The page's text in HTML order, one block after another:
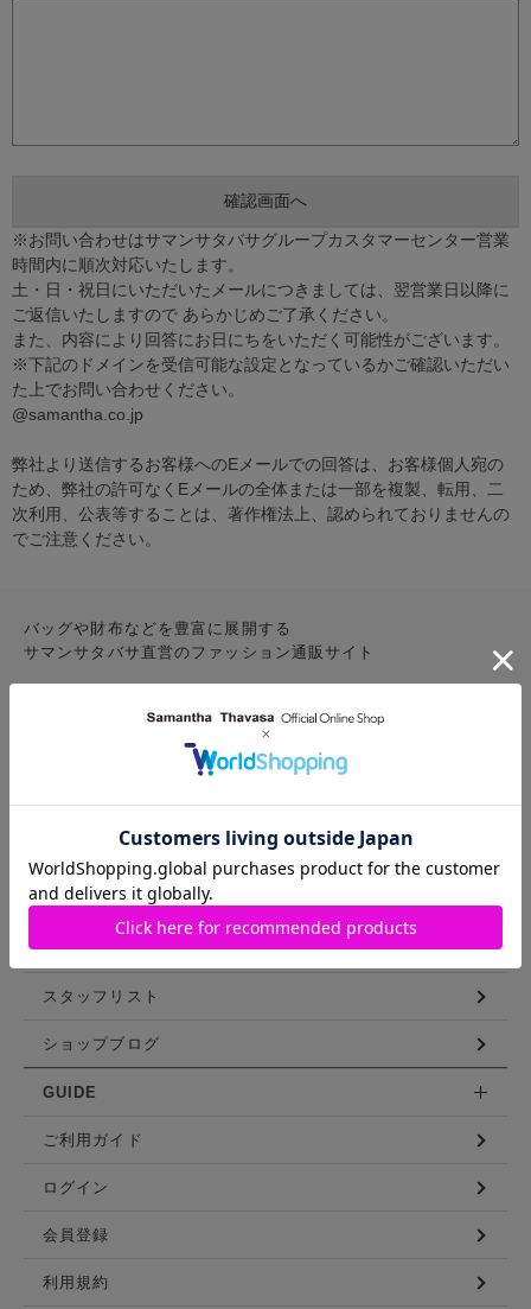
※お問い合わせはサマンサタバサグループカスタマーセンター営業
時間内に順次対応いたします。
土・日・祝日にいただいたメールにつきましては、翌営業日以降に
ご返信いたしますので あらかじめご了承ください。
また、内容により回答にお日にちをいただく可能性がございます。
※下記のドメインを受信可能な設定となっているかご確認いただい
た上でお問い合わせください。
@samantha.co.jp
弊社より送信するお客様へのEメールでの回答は、お客様個人宛の
ため、弊社の許可なくEメールの全体または一部を複製、転用、二
次利用、公表等することは、著作権法上、認められておりませんの
でご注意ください。
バッグや財布などを豊富に展開する
サマンサタバサ直営のファッション通販サイト
お気に入りアイテム
特集
ランキング
コーディネート
スタッフリスト
ショップブログ
GUIDE
ご利用ガイド
ログイン
会員登録
利用規約